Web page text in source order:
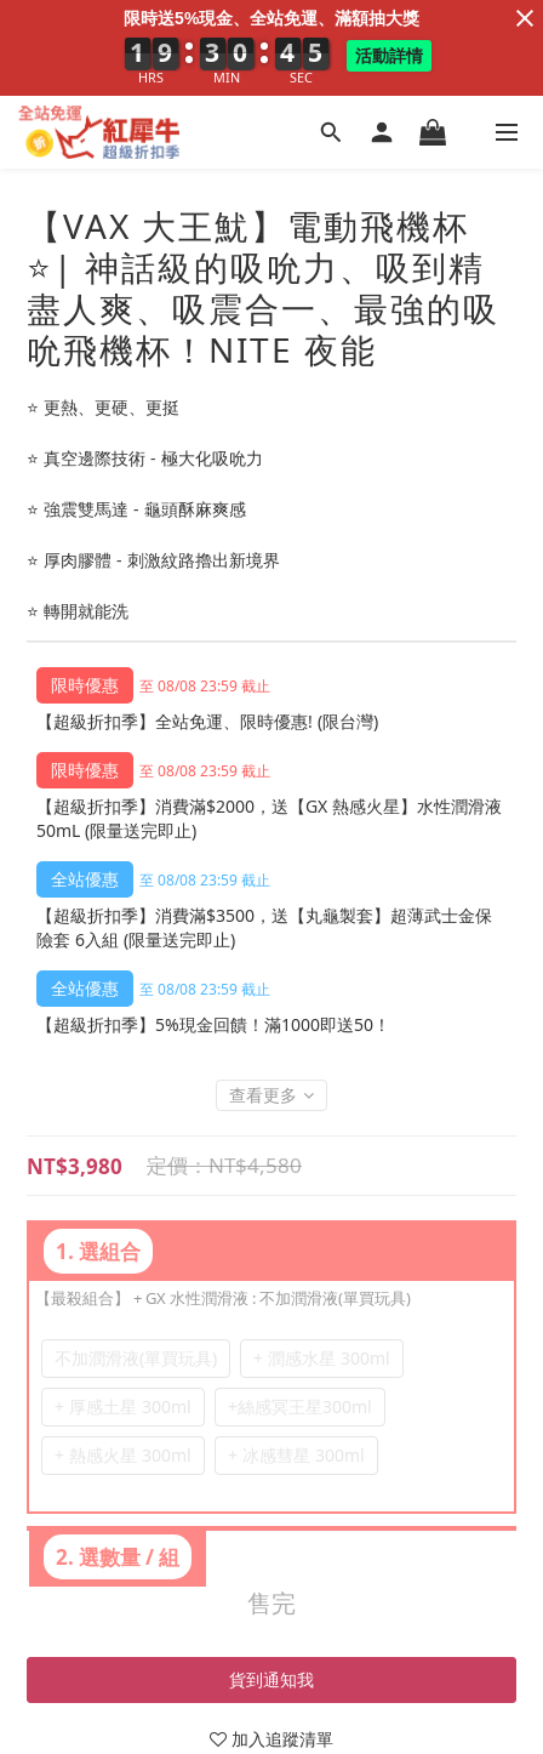
【VAX 大王魷】電動飛機杯
⭐️| 神話級的吸吮力、吸到精
盡人爽、吸震合一、最強的吸
吮飛機杯！NITE 夜能
⭐️ 更熱、更硬、更挺
⭐️ 真空邊際技術 - 極大化吸吮力
⭐️ 強震雙馬達 - 龜頭酥麻爽感
⭐️ 厚肉膠體 - 刺激紋路擼出新境界
⭐️ 轉開就能洗
至 08/08 23:59 截止
【超級折扣季】全站免運、限時優惠! (限台灣)
至 08/08 23:59 截止
【超級折扣季】消費滿$2000，送【GX 熱感火星】水性潤滑液
50mL (限量送完即止)
至 08/08 23:59 截止
【超級折扣季】消費滿$3500，送【丸龜製套】超薄武士金保
險套 6入組 (限量送完即止)
至 08/08 23:59 截止
【超級折扣季】5%現金回饋！滿1000即送50！
查看更多
NT$4,580
NT$3,980
1. 選組合
【最殺組合】 + GX 水性潤滑液 : 不加潤滑液(單買玩具)
不加潤滑液(單買玩具) + 潤感水星 300ml
+ 厚感土星 300ml +絲感冥王星300ml
+ 熱感火星 300ml + 冰感彗星 300ml
2. 選數量 / 組
售完
貨到通知我
加入追蹤清單
限時送5%現金、全站免運、滿額抽大獎
1
1
1 9
9
9
HRS
3
3
3 0
1
0
MIN
4
5
4 3
4
3
SEC
活動詳情